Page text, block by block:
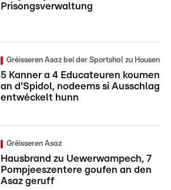
Prisongsverwaltung
Gréisseren Asaz bei der Sportshal zu Housen
5 Kanner a 4 Educateuren koumen
an d'Spidol, nodeems si Ausschlag
entwéckelt hunn
Gréisseren Asaz
Hausbrand zu Uewerwampech, 7
Pompjeeszentere goufen an den
Asaz geruff